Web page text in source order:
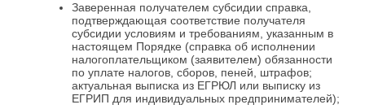
Заверенная получателем субсидии справка,
подтверждающая соответствие получателя
субсидии условиям и требованиям, указанным в
настоящем Порядке (справка об исполнении
налогоплательщиком (заявителем) обязанности
по уплате налогов, сборов, пеней, штрафов;
актуальная выписка из ЕГРЮЛ или выписку из
ЕГРИП для индивидуальных предпринимателей);